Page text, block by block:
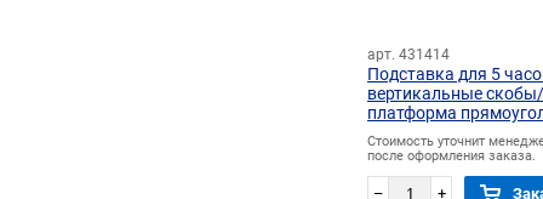
арт. 431414
Подставка для 5
вертикальные скобы/
платформа
Стоимость уточнит
после оформления заказа.
– +